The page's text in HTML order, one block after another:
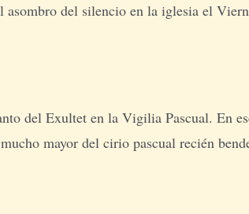
del silencio en la iglesia el
del Exultet en la Vigilia Pascual. En
mayor del cirio pascual recién